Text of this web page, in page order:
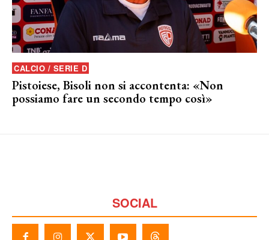
CALCIO / SERIE D
Pistoiese, Bisoli non si accontenta: «Non
possiamo fare un secondo tempo così»
SOCIAL